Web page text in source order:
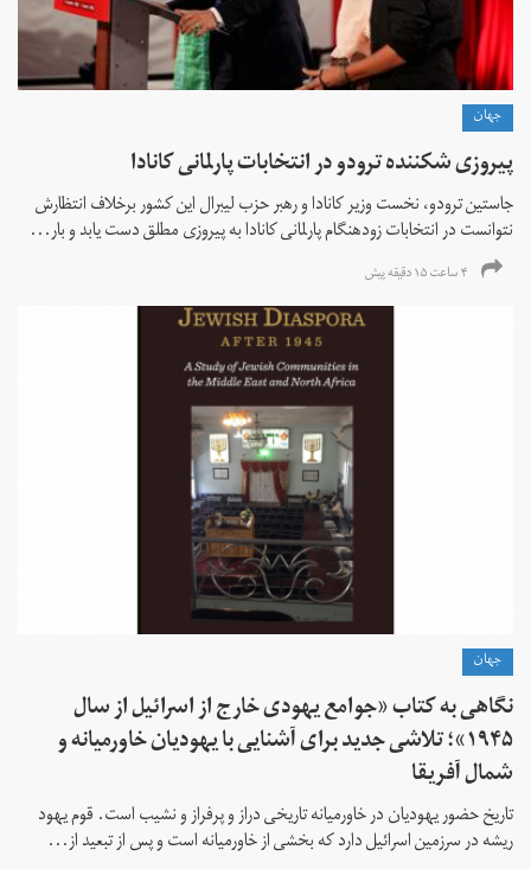
جهان
پیروزی شکننده ترودو در انتخابات پارلمانی کانادا
جاستین ترودو، نخست وزیر کانادا و رهبر حزب لیبرال این کشور برخلاف انتظارش
نتوانست در انتخابات زود‌هنگام پارلمانی کانادا به پیروزی مطلق دست یابد و بار...
۴ ساعت ۱۵ دقیقه پیش
جهان
نگاهی به کتاب «جوامع یهودی خارج از اسرائیل از سال
۱۹۴۵»؛ تلاشی جدید برای آشنایی با یهودیان خاورمیانه و
شمال آفریقا
تاریخ حضور یهودیان در خاورمیانه تاریخی دراز و پرفراز و نشیب است. قوم یهود
ریشه در سرزمین اسرائیل دارد که بخشی از خاورمیانه است و پس از تبعید از...